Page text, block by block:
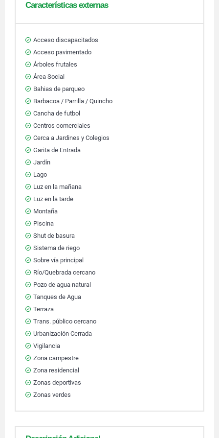
Características externas
Acceso discapacitados
Acceso pavimentado
Árboles frutales
Área Social
Bahias de parqueo
Barbacoa / Parrilla / Quincho
Cancha de futbol
Centros comerciales
Cerca a Jardines y Colegios
Garita de Entrada
Jardín
Lago
Luz en la mañana
Luz en la tarde
Montaña
Piscina
Shut de basura
Sistema de riego
Sobre vía principal
Río/Quebrada cercano
Pozo de agua natural
Tanques de Agua
Terraza
Trans. público cercano
Urbanización Cerrada
Vigilancia
Zona campestre
Zona residencial
Zonas deportivas
Zonas verdes